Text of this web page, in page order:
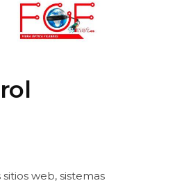
web, sistemas